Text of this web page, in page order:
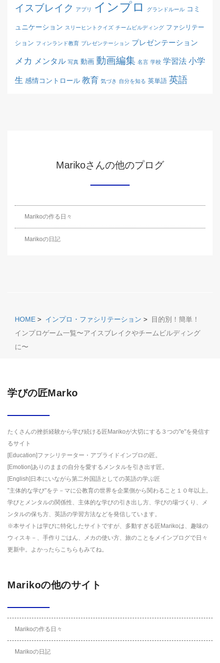
イスブレイク アプリ インプロ グランドルール コミ
ュニケーション スリーヒントクイズ チームビルディング ファシリテー
ション フィンランド教育 ブレゼンテーション プレゼンテーション
メカ メンタル 写真 動画 動画編集 名言 学校 学習法 小学
生 感情コントロール 教育 気づき 自分を知る 英単語 英語
Marikoさんの他のプログ
Marikoの作る日々
Marikoの日記
HOME > インプロ・ファシリテーション >
目的別！簡単！
インプロゲーム一覧〜アイスブレイクやチームビルディング
に〜
学びの匠Marko
たくさんの挫折経験から学び続ける匠Marikoが大切にする３つの"e"を発信す
るサイト
[Education]ファシリテーター・アプライドインプロの匠。
[Emotion]ありのままの自分を愛するメンタルを引き出す匠。
[English]日本にいながら第二外国語としての英語の学ぶ匠
”主体的な学び”をテ－マに公教育の世界を企業側から関わること１０年以上。
学びとメンタルの関係性、主体的な学びの引き出し方、学びの場づくり、メ
ンタルの保ち方、英語の学習方法などを発信しています。
※本サイトは学びに特化したサイトですが、多動すぎる匠Marikoは、趣味の
ウィスキ－、手作りごはん、メカの使い方、旅のことをメインブログで日々
更新中。よかったら こちら もみてね。
Marikoの他のサイト
Marikoの作る日々
Marikoの日記